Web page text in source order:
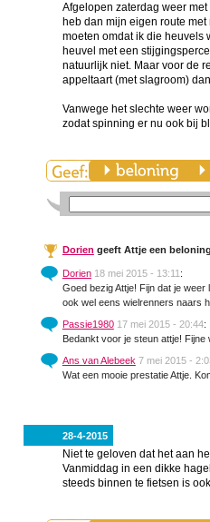
Afgelopen zaterdag weer
heb dan mijn eigen route
moeten omdat ik die heuvels
heuvel met een
natuurlijk niet. Maar voor de
appeltaart (met slagroom)
Vanwege het slechte weer
zodat spinning er nu ook bij
Dorien geeft Attje een beloning
Dorien 18 mei 2015 - 13:11 :
Goed bezig Attje! Fijn dat je
ook wel eens wielrenners naars
Passie1980 17 mei 2015 - 20:44:
Bedankt voor je steun attje! Fijne
Ans van Alebeek 7 mei 2015 -
Wat een mooie prestatie Attje.
28-4-2015
Niet te geloven dat het aan
Vanmiddag in een dikke
steeds binnen te fietsen is